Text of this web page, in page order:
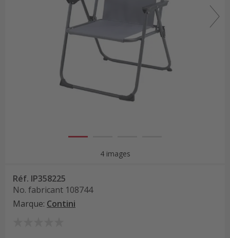
4 images
Réf. IP358225
No. fabricant 108744
Marque: Contini